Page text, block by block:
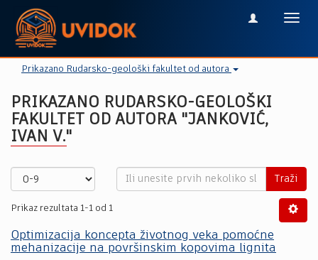
Prikazano Rudarsko-geološki fakultet od autora
PRIKAZANO RUDARSKO-GEOLOŠKI
FAKULTET OD AUTORA "JANKOVIĆ,
IVAN V."
Traži
Prikaz rezultata 1-1 od 1
Optimizacija koncepta životnog veka pomoćne
mehanizacije na površinskim kopovima lignita